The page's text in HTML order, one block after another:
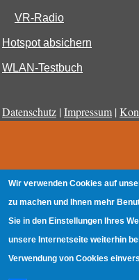
VR-Radio
Hotspot absichern
WLAN-Testbuch
Datenschutz | Impressum |
Wir verwenden Cookies auf
zu machen und Ihnen mehr
Sie in den Einstellungen Ihres
unsere Internetseite weiterhin
Verwendung von Cookies